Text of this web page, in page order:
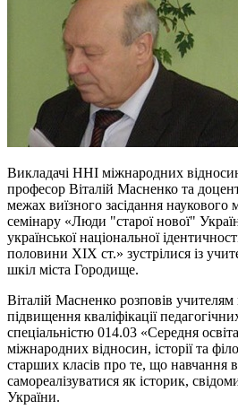
Викладачі ННІ міжнародних
професор Віталій Масненко та
межах виїзного засідання наукового
семінару «Люди "старої нової"
української національної
половини ХІХ ст.» зустрілися із
шкіл міста Городище.
Віталій Масненко розповів
підвищення кваліфікації
спеціальністю 014.03 «Середня
міжнародних відносин, історії та
старших класів про те, що навчання
самореалізуватися як історик,
України.